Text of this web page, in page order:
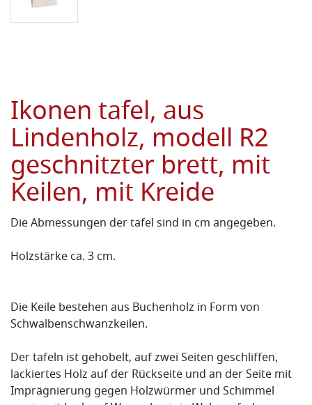
Ikonen tafel, aus
Lindenholz, modell R2
geschnitzter brett, mit
Keilen, mit Kreide
Die Abmessungen der tafel sind in cm angegeben.
Holzstärke ca. 3 cm.
Die Keile bestehen aus Buchenholz in Form von
Schwalbenschwanzkeilen.
Der tafeln ist gehobelt, auf zwei Seiten geschliffen,
lackiertes Holz auf der Rückseite und an der Seite mit
Imprägnierung gegen Holzwürmer und Schimmel